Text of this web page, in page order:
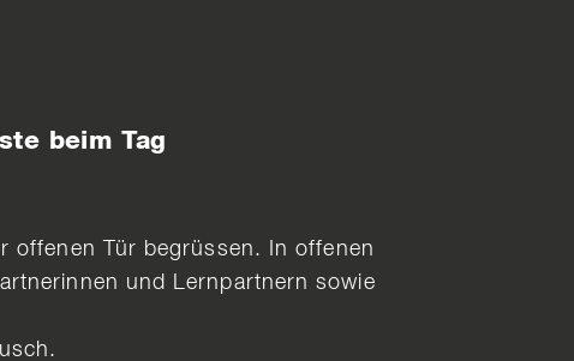
beim Tag
offenen Tür begrüssen. In offenen
und Lernpartnern sowie